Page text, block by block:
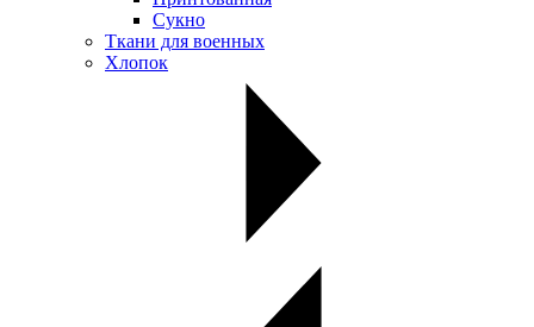
Сукно
Ткани для военных
Хлопок